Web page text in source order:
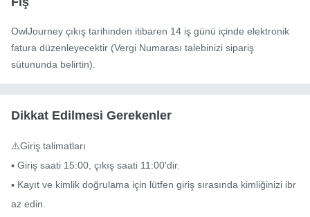
OwlJourney çıkış tarihinden itibaren 14 iş günü içinde elektronik
fatura düzenleyecektir (Vergi Numarası talebinizi sipariş
sütununda belirtin).
Dikkat Edilmesi Gerekenler
⚠️Giriş talimatları
▪ Giriş saati 15:00, çıkış saati 11:00'dir.
▪ Kayıt ve kimlik doğrulama için lütfen giriş sırasında kimliğinizi ibr
az edin.